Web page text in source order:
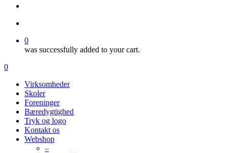
0
was successfully added to your cart.
Menu
search
account
0
Virksomheder
Skoler
Foreninger
Bæredygtighed
Tryk og logo
Kontakt os
Webshop
–